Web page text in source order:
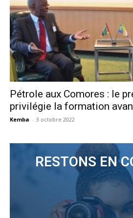
Pétrole aux Comores : le
privilégie la formation
Kemba - 3 octobre 2022
RESTONS EN